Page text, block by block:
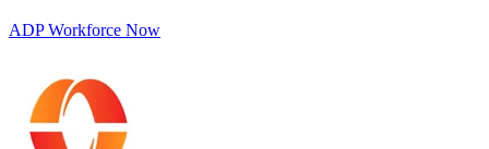
ADP Workforce Now